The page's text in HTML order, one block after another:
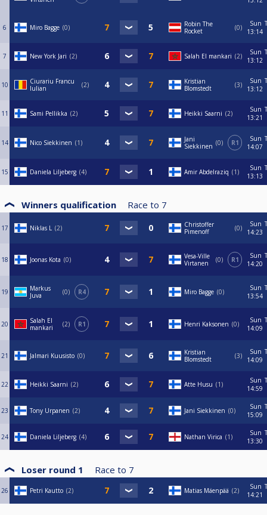
6 Miro Bagge 0
Robin The
Rocket
0
Sun
13:14
7 New York Jari 2 Salah El mankari 2
Sun
13:12
10
Ciurariu Francu
Iulian
2
Kristian
Blomstedt
3
Sun
13:12
11 Sami Pellikka 2 Heikki Saarni 2
Sun
13:21
14 Nico Siekkinen 1
Jani
Siekkinen
0 R1
Sun
14:07
15 Daniela Liljeberg 4 Amir Abdelraziq 1
Sun
13:13
Winners qualification Race to 7
17 Niklas L 2
Christoffer
Pimenoff
0
Sun
14:23
18 Joonas Kota 0
Vesa-Ville
Virtanen
0 R1
Sun
14:20
19
Markus
Juva
0 R4 Miro Bagge 0
Sun
13:54
20
Salah El
mankari
2 R1 Henri Kaksonen 0
Sun
14:09
21 Jalmari Kuusisto 0
Kristian
Blomstedt
3
Sun
14:09
22 Heikki Saarni 2 Atte Husu 1
Sun
14:59
23 Tony Urpanen 2 Jani Siekkinen 0
Sun
15:09
24 Daniela Liljeberg 4 Nathan Virica 1
Sun
13:30
Loser round 1 Race to 7
26 Petri Kautto 2 Matias Mäenpää 2
Sun
14:21